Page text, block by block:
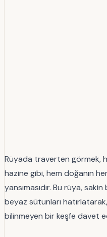
Rüyada traverten görmek,
hazine gibi, hem doğanın
yansımasıdır. Bu rüya,
beyaz sütunları
bilinmeyen bir keşfe davet